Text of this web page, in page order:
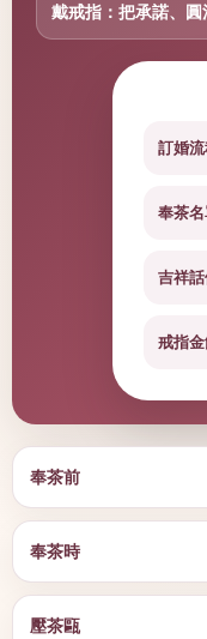
戴戒指：把承諾、
訂婚
奉茶
吉祥
戒指
奉茶前
奉茶時
壓茶甌